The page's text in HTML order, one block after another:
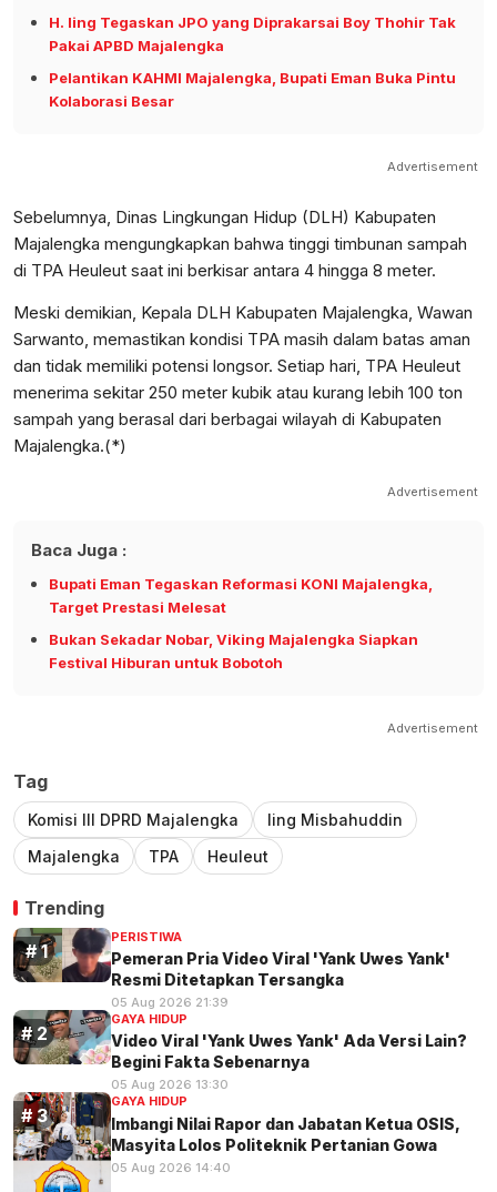
H. Iing Tegaskan JPO yang Diprakarsai Boy Thohir Tak
Pakai APBD Majalengka
Pelantikan KAHMI Majalengka, Bupati Eman Buka Pintu
Kolaborasi Besar
Advertisement
Sebelumnya, Dinas Lingkungan Hidup (DLH) Kabupaten
Majalengka mengungkapkan bahwa tinggi timbunan sampah
di TPA Heuleut saat ini berkisar antara 4 hingga 8 meter.
Meski demikian, Kepala DLH Kabupaten Majalengka, Wawan
Sarwanto, memastikan kondisi TPA masih dalam batas aman
dan tidak memiliki potensi longsor. Setiap hari, TPA Heuleut
menerima sekitar 250 meter kubik atau kurang lebih 100 ton
sampah yang berasal dari berbagai wilayah di Kabupaten
Majalengka.(*)
Advertisement
Baca Juga :
Bupati Eman Tegaskan Reformasi KONI Majalengka,
Target Prestasi Melesat
Bukan Sekadar Nobar, Viking Majalengka Siapkan
Festival Hiburan untuk Bobotoh
Advertisement
Tag
Komisi lll DPRD Majalengka
Iing Misbahuddin
Majalengka
TPA Heuleut
Trending
PERISTIWA
Pemeran Pria Video Viral 'Yank Uwes Yank'
Resmi Ditetapkan Tersangka
05 Aug 2026 21:39
GAYA HIDUP
Video Viral 'Yank Uwes Yank' Ada Versi Lain?
Begini Fakta Sebenarnya
05 Aug 2026 13:30
GAYA HIDUP
Imbangi Nilai Rapor dan Jabatan Ketua OSIS,
Masyita Lolos Politeknik Pertanian Gowa
05 Aug 2026 14:40